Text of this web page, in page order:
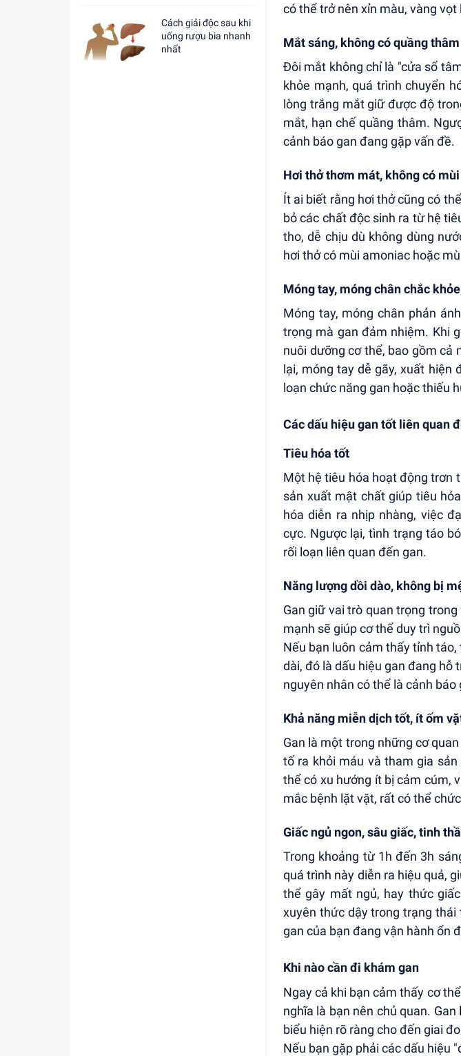
Cách giải độc sau khi
uống rượu bia nhanh
nhất
có thể trở nên xỉn màu, vàng
Mắt sáng, không có quầng
Đôi mắt không chỉ là "cửa sổ
khỏe mạnh, quá trình chuyển
lòng trắng mắt giữ được độ
mắt, hạn chế quầng thâm.
cảnh báo gan đang gặp vấn đề.
Hơi thở thơm mát, không có
Ít ai biết rằng hơi thở cũng có
bỏ các chất độc sinh ra từ hệ
tho, dễ chịu dù không dùng
hơi thở có mùi amoniac hoặc
Móng tay, móng chân chắc
Móng tay, móng chân phản
trọng mà gan đảm nhiệm. Khi
nuôi dưỡng cơ thể, bao gồm cả
lại, móng tay dễ gãy, xuất hiện
loạn chức năng gan hoặc thiếu
Các dấu hiệu gan tốt liên quan
Tiêu hóa tốt
Một hệ tiêu hóa hoạt động trơn
sản xuất mật chất giúp tiêu
hóa diễn ra nhịp nhàng, việc
cực. Ngược lại, tình trạng táo
rối loạn liên quan đến gan.
Năng lượng dồi dào, không bị
Gan giữ vai trò quan trọng
mạnh sẽ giúp cơ thể duy trì
Nếu bạn luôn cảm thấy tỉnh
dài, đó là dấu hiệu gan đang hỗ
nguyên nhân có thể là cảnh báo
Khả năng miễn dịch tốt, ít ốm
Gan là một trong những cơ
tố ra khỏi máu và tham gia
thể có xu hướng ít bị cảm cúm,
mắc bệnh lặt vặt, rất có thể
Giấc ngủ ngon, sâu giấc, tinh
Trong khoảng từ 1h đến 3h
quá trình này diễn ra hiệu quả,
thể gây mất ngủ, hay thức
xuyên thức dậy trong trạng
gan của bạn đang vận hành ổn
Khi nào cần đi khám gan
Ngay cả khi bạn cảm thấy cơ
nghĩa là bạn nên chủ quan.
biểu hiện rõ ràng cho đến giai
Nếu bạn gặp phải các dấu hiệu